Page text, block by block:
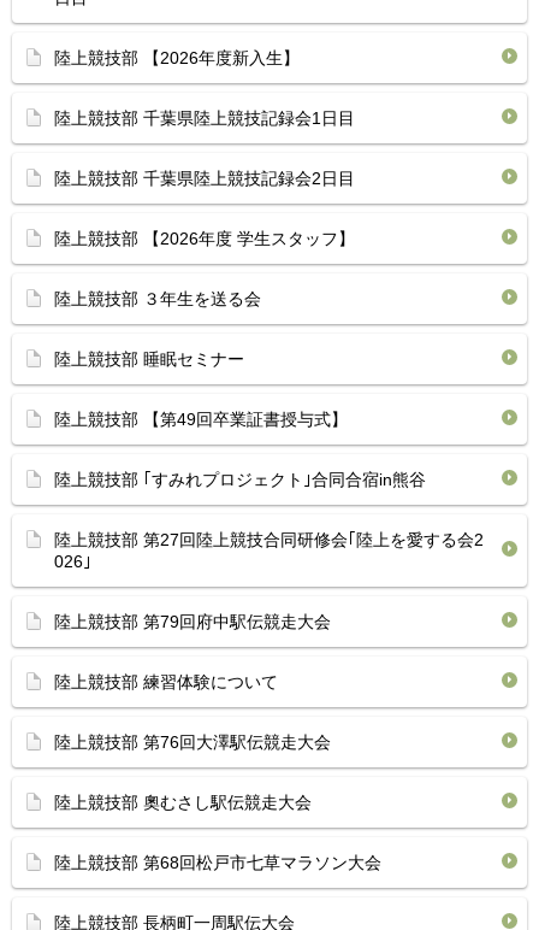
陸上競技部 【2026年度新入生】
陸上競技部 千葉県陸上競技記録会1日目 ⁡
陸上競技部 ⁡千葉県陸上競技記録会2日目 ⁡
陸上競技部 【2026年度 学生スタッフ】
陸上競技部 ３年生を送る会
陸上競技部 睡眠セミナー
陸上競技部 【第49回卒業証書授与式】
陸上競技部 ｢すみれプロジェクト｣合同合宿in熊谷
陸上競技部 第27回陸上競技合同研修会｢陸上を愛する会2
026｣
陸上競技部 第79回府中駅伝競走大会
陸上競技部 練習体験について
陸上競技部 第76回大澤駅伝競走大会
陸上競技部 奧むさし駅伝競走大会
陸上競技部 第68回松戸市七草マラソン大会
陸上競技部 長柄町一周駅伝大会